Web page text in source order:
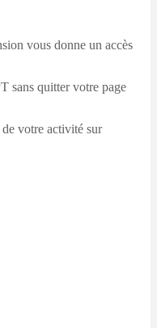
vous donne un accès
sans quitter votre page
votre activité sur